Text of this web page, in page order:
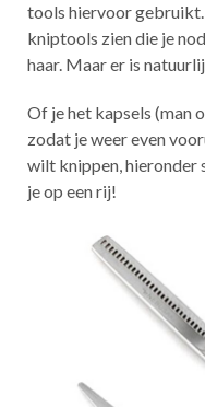
tools hiervoor
kniptools zien die je
haar. Maar er is
Of je het kapsels (man
zodat je weer even
wilt knippen, hieronder
je op een rij!